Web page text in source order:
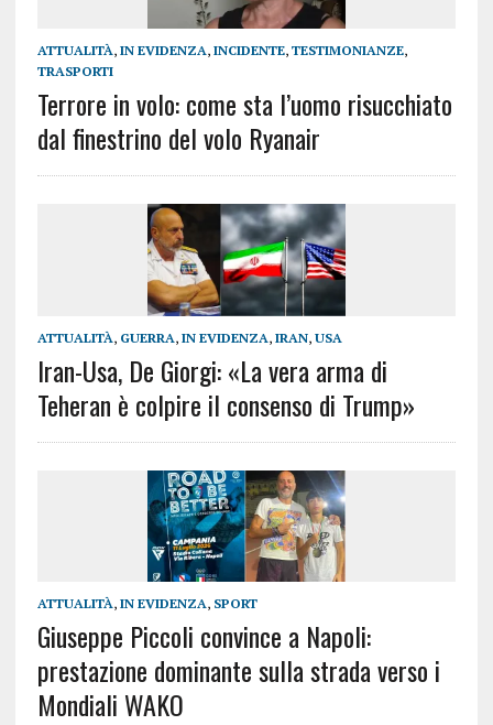
ATTUALITÀ, IN EVIDENZA, INCIDENTE, TESTIMONIANZE,
TRASPORTI
Terrore in volo: come sta l’uomo risucchiato
dal finestrino del volo Ryanair
ATTUALITÀ, GUERRA, IN EVIDENZA, IRAN, USA
Iran-Usa, De Giorgi: «La vera arma di
Teheran è colpire il consenso di Trump»
ATTUALITÀ, IN EVIDENZA, SPORT
Giuseppe Piccoli convince a Napoli:
prestazione dominante sulla strada verso i
Mondiali WAKO